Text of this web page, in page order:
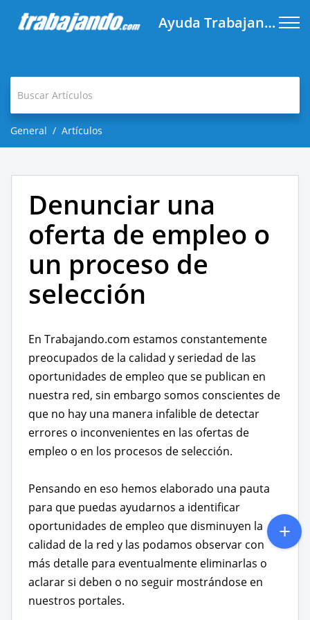
Ayuda Trabajando.com
General Artículos
Denunciar una
oferta de empleo o
un proceso de
selección
En Trabajando.com estamos constantemente
preocupados de la calidad y seriedad de las
oportunidades de empleo que se publican en
nuestra red, sin embargo somos conscientes de
que no hay una manera infalible de detectar
errores o inconvenientes en las ofertas de
empleo o en los procesos de selección.
Pensando en eso hemos elaborado una pauta
para que puedas ayudarnos a identificar
oportunidades de empleo que disminuyen la
calidad de la red y las podamos observar con
más detalle para eventualmente eliminarlas o
aclarar si deben o no seguir mostrándose en
nuestros portales.